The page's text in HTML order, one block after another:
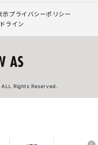
示プライバシーポリシー
ライン
Rights Reserved.